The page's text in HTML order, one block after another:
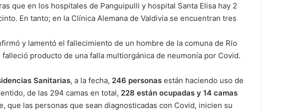
que en los hospitales de Panguipulli y hospital Santa Elisa hay 2
En tanto; en la Clínica Alemana de Valdivia se encuentran tres
y lamentó el fallecimiento de un hombre de la comuna de Río
producto de una falla multiorgánica de neumonía por Covid.
Sanitarias, a la fecha, 246 personas están haciendo uso de
de las 294 camas en total, 228 están ocupadas y 14 camas
que las personas que sean diagnosticadas con Covid, inicien su